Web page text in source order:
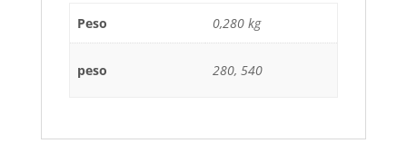
Peso 0,280 kg
peso 280, 540